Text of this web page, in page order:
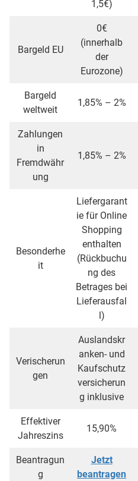
1,5€)
Bargeld EU
0€
(innerhalb
der
Eurozone)
Bargeld
weltweit
1,85% – 2%
Zahlungen
in
Fremdwähr
ung
1,85% – 2%
Besonderhe
it
Liefergarant
ie für Online
Shopping
enthalten
(Rückbuchu
ng des
Betrages bei
Lieferausfal
l)
Verischerun
gen
Auslandskr
anken- und
Kaufschutz
versicherun
g inklusive
Effektiver
Jahreszins
15,90%
Beantragun
g
Jetzt
beantragen